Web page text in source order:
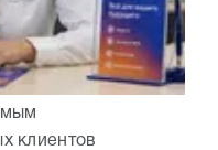
клиентов